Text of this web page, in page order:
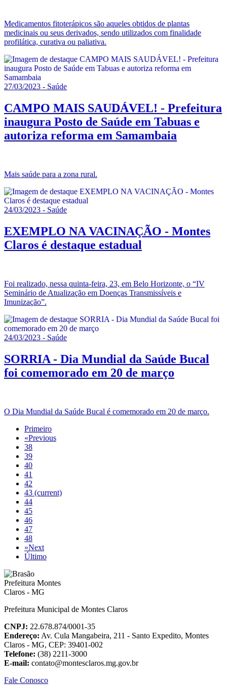
Medicamentos fitoterápicos são aqueles obtidos de plantas
medicinais ou seus derivados, sendo utilizados com finalidade
profilática, curativa ou paliativa.
27/03/2023 - Saúde
CAMPO MAIS SAUDÁVEL! - Prefeitura
inaugura Posto de Saúde em Tabuas e
autoriza reforma em Samambaia
Mais saúde para a zona rural.
24/03/2023 - Saúde
EXEMPLO NA VACINAÇÃO - Montes
Claros é destaque estadual
Foi realizado, nessa quinta-feira, 23, em Belo Horizonte, o “IV
Seminário de Atualização em Doenças Transmissíveis e
Imunização”.
24/03/2023 - Saúde
SORRIA - Dia Mundial da Saúde Bucal
foi comemorado em 20 de março
O Dia Mundial da Saúde Bucal é comemorado em 20 de março.
Primeiro
«Previous
38
39
40
41
42
43 (current)
44
45
46
47
48
»Next
Último
Prefeitura Municipal de Montes Claros
CNPJ: 22.678.874/0001-35
Endereço: Av. Cula Mangabeira, 211 - Santo Expedito, Montes
Claros - MG, CEP: 39401-002
Telefone: (38) 2211-3000
E-mail: contato@montesclaros.mg.gov.br
Fale Conosco